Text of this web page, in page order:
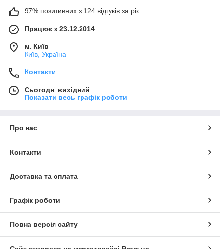
97% позитивних з 124 відгуків за рік
Працює з 23.12.2014
м. Київ
Київ, Україна
Контакти
Сьогодні вихідний
Показати весь графік роботи
Про нас
Контакти
Доставка та оплата
Графік роботи
Повна версія сайту